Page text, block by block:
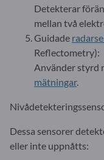
Detekterar
mellan två
Guidade
Reflectometry):
Använder styrd
mätningar.
Dessa sensorer
eller inte uppnåtts: